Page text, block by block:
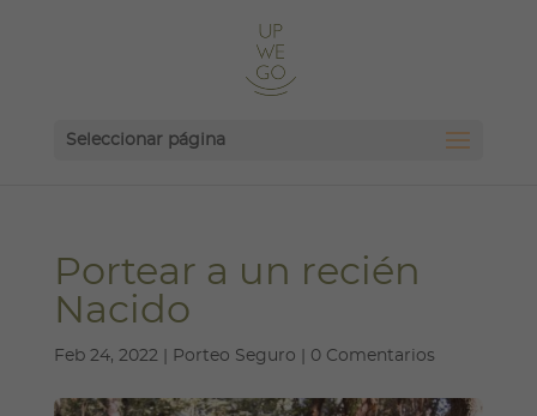
Seleccionar página
Portear a un recién
Nacido
Feb 24, 2022| Porteo Seguro 0 Comentarios